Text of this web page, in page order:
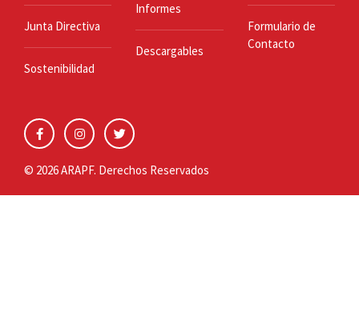
Junta Directiva
Sostenibilidad
Informes
Descargables
Formulario de
Contacto
© 2026 ARAPF. Derechos Reservados